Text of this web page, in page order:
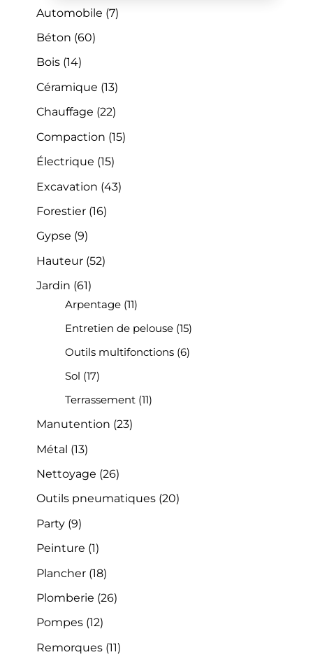
Automobile (7)
Béton (60)
Bois (14)
Céramique (13)
Chauffage (22)
Compaction (15)
Électrique (15)
Excavation (43)
Forestier (16)
Gypse (9)
Hauteur (52)
Jardin (61)
Arpentage (11)
Entretien de pelouse (15)
Outils multifonctions (6)
Sol (17)
Terrassement (11)
Manutention (23)
Métal (13)
Nettoyage (26)
Outils pneumatiques (20)
Party (9)
Peinture (1)
Plancher (18)
Plomberie (26)
Pompes (12)
Remorques (11)